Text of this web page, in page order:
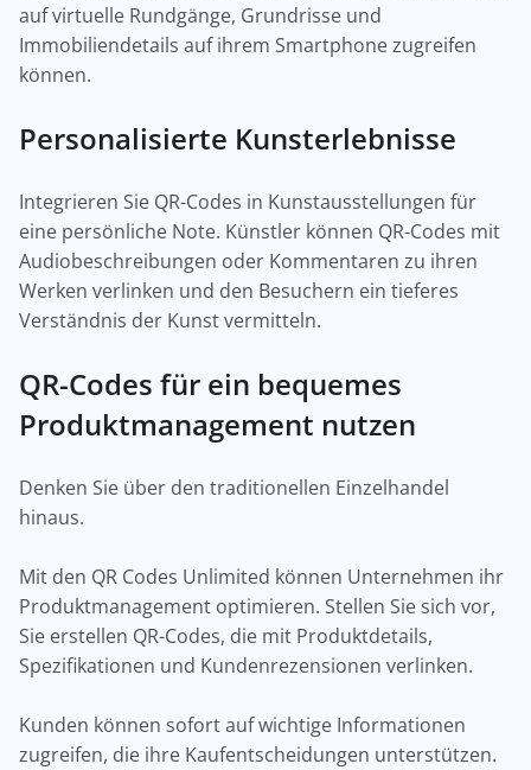
auf virtuelle Rundgänge, Grundrisse und
Immobiliendetails auf ihrem Smartphone zugreifen
können.
Personalisierte Kunsterlebnisse
Integrieren Sie QR-Codes in Kunstausstellungen für
eine persönliche Note. Künstler können QR-Codes mit
Audiobeschreibungen oder Kommentaren zu ihren
Werken verlinken und den Besuchern ein tieferes
Verständnis der Kunst vermitteln.
QR-Codes für ein bequemes
Produktmanagement nutzen
Denken Sie über den traditionellen Einzelhandel
hinaus.
Mit den QR Codes Unlimited können Unternehmen ihr
Produktmanagement optimieren. Stellen Sie sich vor,
Sie erstellen QR-Codes, die mit Produktdetails,
Spezifikationen und Kundenrezensionen verlinken.
Kunden können sofort auf wichtige Informationen
zugreifen, die ihre Kaufentscheidungen unterstützen.